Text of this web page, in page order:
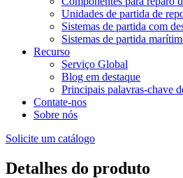
Unidades de partida de
Sistemas de partida com
Sistemas de partida
Recurso
Serviço Global
Blog em destaque
Principais palavras-chave
Contate-nos
Sobre nós
Solicite um catálogo
Detalhes do produto